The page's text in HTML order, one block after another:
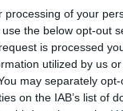
processing of your
the below opt-out
is processed
utilized by us
may separately
on the IAB’s list of
la
al
la
panchina
ma il